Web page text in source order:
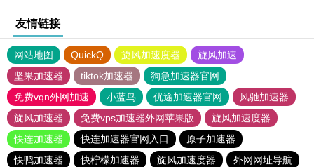
友情链接
网站地图 QuickQ 旋风加速度器
旋风加速
坚果加速器
tiktok加速器
狗急加速器官网
免费vqn外网加速
小蓝鸟 优途加速器官网
风驰加速器
旋风加速器
免费vps加速器外网苹果版
旋风加速度器
快连加速器
快连加速器官网入口
原子加速器
快鸭加速器
快柠檬加速器 旋风加速度器
外网网址导航